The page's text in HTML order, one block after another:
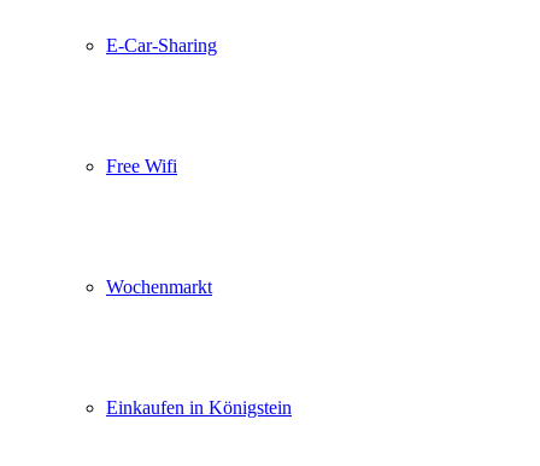
E-Car-Sharing
Free Wifi
Wochenmarkt
Einkaufen in Königstein